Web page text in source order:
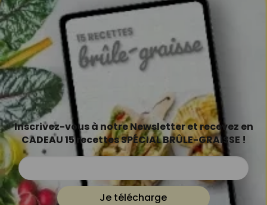
Inscrivez-vous à notre Newsletter et recevez en
CADEAU 15 recettes SPÉCIAL BRÛLE-GRAISSE !
Je télécharge